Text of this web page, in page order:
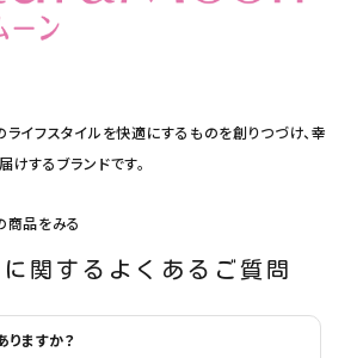
イフスタイルを快適にするものを創りつづけ、幸
するブランドです。
商品をみる
関するよくあるご質問
ますか？